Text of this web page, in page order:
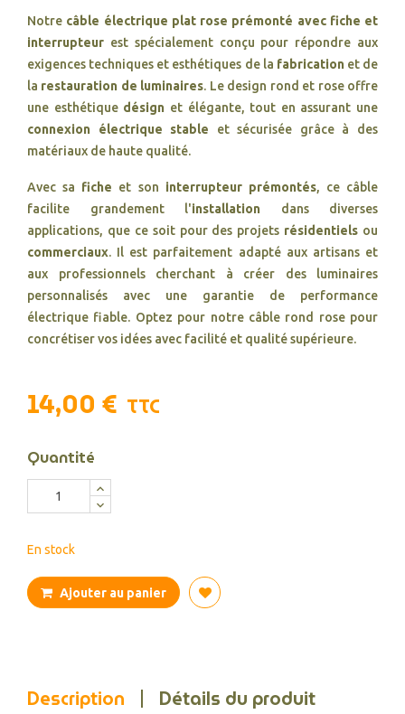
Notre câble électrique plat rose prémonté avec fiche et
interrupteur est spécialement conçu pour répondre aux
exigences techniques et esthétiques de la fabricationet de
la restauration de luminaires. Le design rond et rose offre
une esthétique désign et élégante, tout en assurant une
connexion électrique stable et sécurisée grâce à des
matériaux de haute qualité.
Avec sa fiche et son interrupteur prémontés, ce câble
facilite grandement l'installation dans diverses
applications, que ce soit pour des projets résidentiels ou
commerciaux. Il est parfaitement adapté aux artisans et
aux professionnels cherchant à créer des luminaires
personnalisés avec une garantie de performance
électrique fiable. Optez pour notre câble rond rose pour
concrétiser vos idées avec facilité et qualité supérieure.
14,00 € TTC
Quantité
En stock
Ajouter au panier
Description Détails du produit